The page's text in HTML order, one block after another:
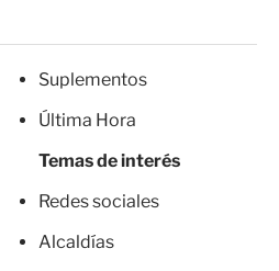
Suplementos
Última Hora
Temas de interés
Redes sociales
Alcaldías